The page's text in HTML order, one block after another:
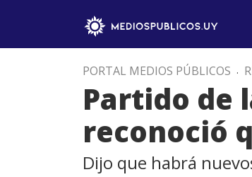
PORTAL MEDIOS PÚBLICOS .
Partido de
reconoció
Dijo que habrá